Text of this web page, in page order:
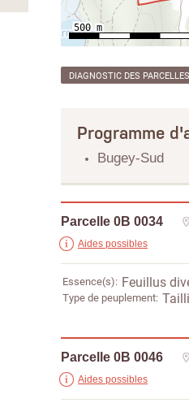
DIAGNOSTIC DES PARCELLES
Programme
Bugey-Sud
Parcelle 0B 0034
Aides possibles
Essence(s) Feuillus
Type de peuplement
Parcelle 0B 0046
Aides possibles